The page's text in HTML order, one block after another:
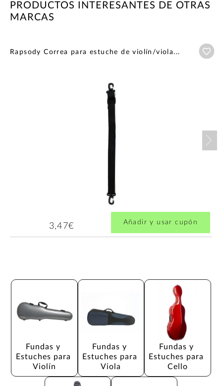
PRODUCTOS INTERESANTES DE OTRAS
MARCAS
Rapsody Correa para estuche de violín/viola...
3,47€ Añadir y usar cupón
Fundas y
Estuches para
Violín
Fundas y
Estuches para
Viola
Fundas y
Estuches para
Cello